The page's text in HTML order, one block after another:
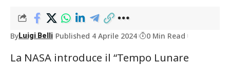
ByLuigi Belli Published 4 Aprile 2024 0 Min Read
La NASA introduce il “Tempo Lunare